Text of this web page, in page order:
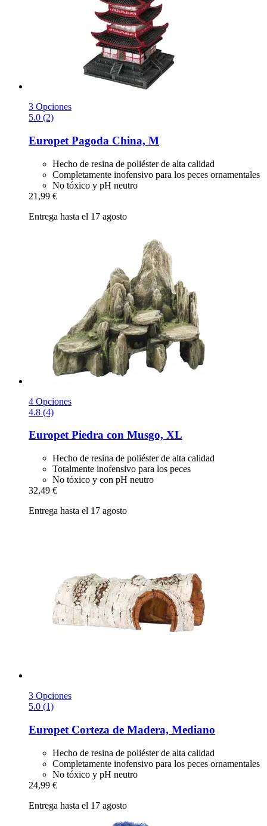
3 Opciones
5.0 (2)
Europet Pagoda China, M
Hecho de resina de poliéster de alta calidad
Completamente inofensivo para los peces ornamentales
No tóxico y pH neutro
21,99 €
Entrega hasta el 17 agosto
4 Opciones
4.8 (4)
EuropetPiedra con Musgo, XL
Hecho de resina de poliéster de alta calidad
Totalmente inofensivo para los peces
No tóxico y con pH neutro
32,49 €
Entrega hasta el 17 agosto
3 Opciones
5.0 (1)
Europet Corteza de Madera, Mediano
Hecho de resina de poliéster de alta calidad
Completamente inofensivo para los peces ornamentales
No tóxico y pH neutro
24,99 €
Entrega hasta el 17 agosto